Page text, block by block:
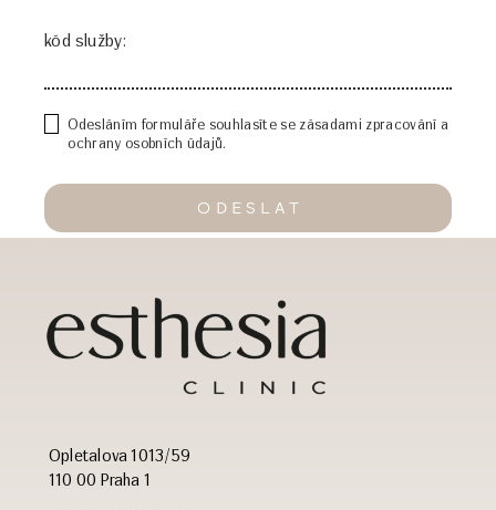
Odesláním formuláře souhlasíte se zásadami zpracování a
ochrany osobních údajů.
Opletalova 1013/59
110 00 Praha 1